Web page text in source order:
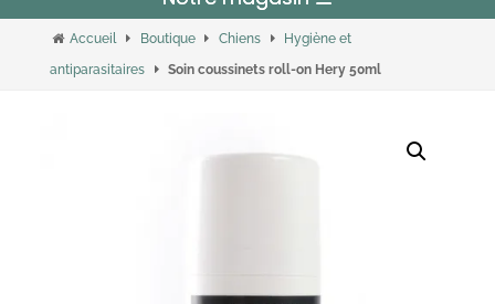
Accueil Boutique Chiens
Hygiène et
antiparasitaires
Soin coussinets roll-on Hery 50ml